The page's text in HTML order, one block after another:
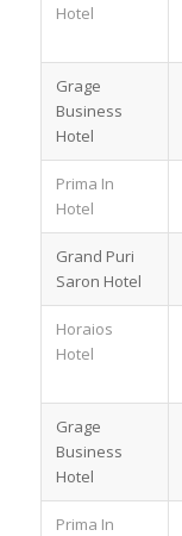
Hotel
Grage
Business
Hotel
Prima In
Hotel
Grand Puri
Saron Hotel
Horaios
Hotel
Grage
Business
Hotel
Prima In